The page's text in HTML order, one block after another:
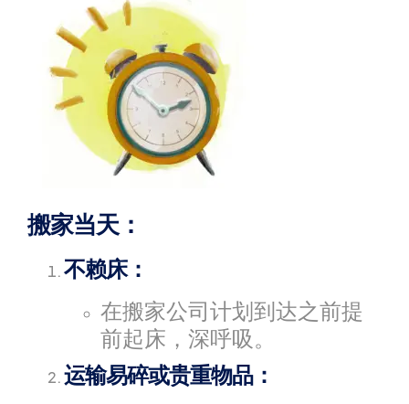
搬家当天：
不赖床：
在搬家公司计划到达之前提
前起床，深呼吸。
运输易碎或贵重物品：